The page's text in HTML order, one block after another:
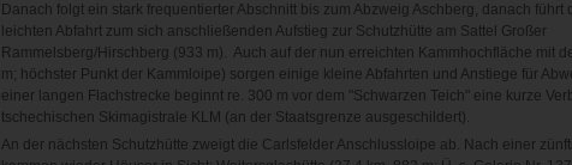
Danach folgt ein stark frequentierter Abschnitt bis zum Abzweig Aschberg, danach führt
leichten Abfahrt zum sich anschließenden Aufstieg zur Schutzhütte am Sattel Großer
Rammelsberg/Hirschberg (933 m). Auch auf der nun erreichten Kammhochfläche mit
m; höchster Punkt der Kammloipe) sorgen einige kleine Abfahrten und Anstiege für
einer langen Flachstrecke beginnt re. 300 m vor dem "Schwarzen Teich" eine kurze
tschechischen Skimagistrale KLM (an der Staatsgrenze ausgeschildert).
An der nächsten Schutzhütte zweigt die Carlsfelder Anschlussloipe ab. Nach einer